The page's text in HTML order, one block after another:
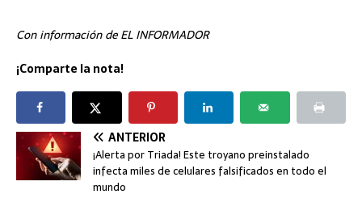
Con información de EL INFORMADOR
¡Comparte la nota!
ANTERIOR
¡Alerta por Triada! Este troyano preinstalado
infecta miles de celulares falsificados en todo el
mundo